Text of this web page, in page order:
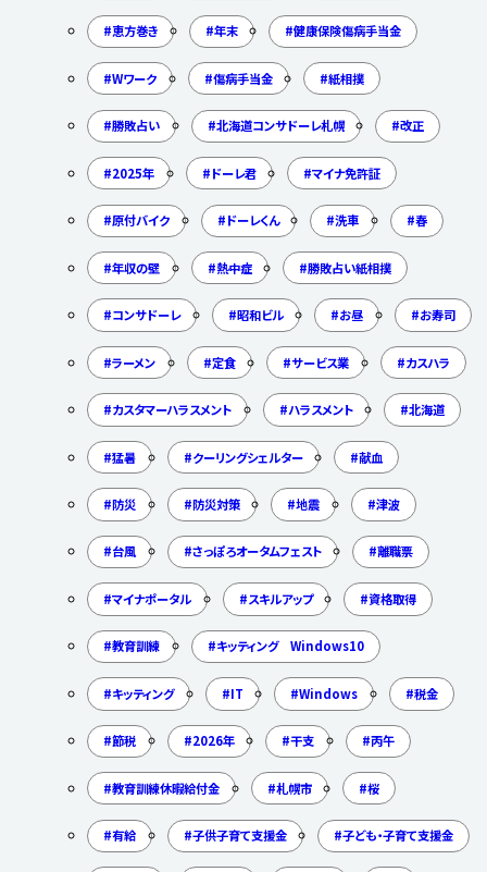
恵方巻き 年末 健康保険傷病手当金
Wワーク 傷病手当金 紙相撲
勝敗占い 北海道コンサドーレ札幌 改正
2025年 ドーレ君 マイナ免許証
原付バイク ドーレくん 洗車 春
年収の壁 熱中症 勝敗占い紙相撲
コンサドーレ 昭和ビル お昼 お寿司
ラーメン 定食 サービス業 カスハラ
カスタマーハラスメント ハラスメント 北海道
猛暑 クーリングシェルター 献血
防災 防災対策 地震 津波
台風 さっぽろオータムフェスト 離職票
マイナポータル スキルアップ 資格取得
教育訓練 キッティング Windows10
キッティング IT Windows 税金
節税 2026年 干支 丙午
教育訓練休暇給付金 札幌市 桜
有給 子供子育て支援金 子ども・子育て支援金